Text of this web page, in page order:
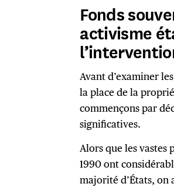
Fonds
activisme
Avant d’examiner
la place de la
commençons par
significatives.
Alors que les vastes
1990 ont
majorité d’États, on